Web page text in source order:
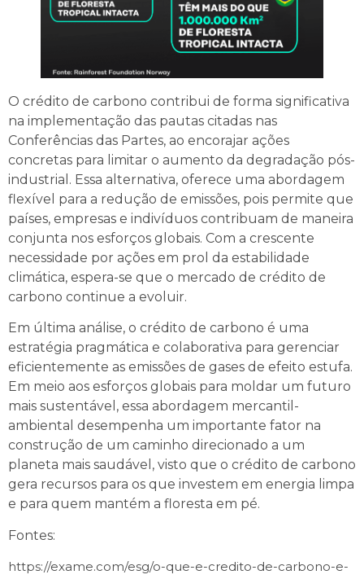
O crédito de carbono contribui de forma significativa
na implementação das pautas citadas nas
Conferências das Partes, ao encorajar ações
concretas para limitar o aumento da degradação pós-
industrial. Essa alternativa, oferece uma abordagem
flexível para a redução de emissões, pois permite que
países, empresas e indivíduos contribuam de maneira
conjunta nos esforços globais. Com a crescente
necessidade por ações em prol da estabilidade
climática, espera-se que o mercado de crédito de
carbono continue a evoluir.
Em última análise, o crédito de carbono é uma
estratégia pragmática e colaborativa para gerenciar
eficientemente as emissões de gases de efeito estufa.
Em meio aos esforços globais para moldar um futuro
mais sustentável, essa abordagem mercantil-
ambiental desempenha um importante fator na
construção de um caminho direcionado a um
planeta mais saudável, visto que o crédito de carbono
gera recursos para os que investem em energia limpa
e para quem mantém a floresta em pé.
Fontes:
https://exame.com/esg/o-que-e-credito-de-carbono-e-